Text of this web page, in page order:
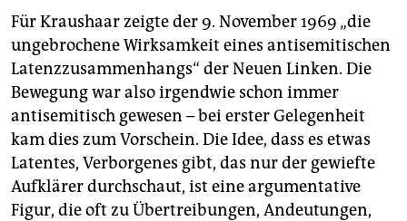
Für Kraushaar zeigte der 9. November 1969 „die
ungebrochene Wirksamkeit eines antisemitischen
Latenzzusammenhangs“ der Neuen Linken. Die
Bewegung war also irgendwie schon immer
antisemitisch gewesen – bei erster Gelegenheit
kam dies zum Vorschein. Die Idee, dass es etwas
Latentes, Verborgenes gibt, das nur der gewiefte
Aufklärer durchschaut, ist eine argumentative
Figur, die oft zu Übertreibungen, Andeutungen,